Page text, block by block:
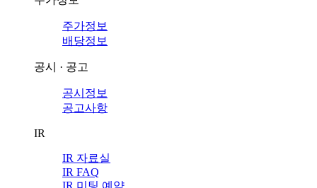
주가정보
배당정보
공시 · 공고
공시정보
공고사항
IR
IR 자료실
IR FAQ